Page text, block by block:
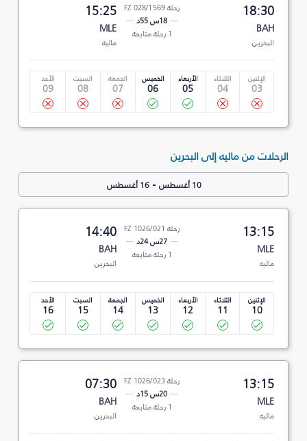
18:30
BAH
البحرين
رحلة FZ 028/1569
18س 55د
1 رحلة متابعة
15:25
MLE
ماليه
الإثنين
03
الثلاثاء
04
الأربعاء
05
الخميس
06
الجمعة
07
السبت
08
الأحد
09
الرحلات من ماليه إلى البحرين
10 أغسطس -16 أغسطس
13:15
MLE
ماليه
رحلة FZ 1026/021
27س 24د
1 رحلة متابعة
14:40
BAH
البحرين
الإثنين
10
الثلاثاء
11
الأربعاء
12
الخميس
13
الجمعة
14
السبت
15
الأحد
16
13:15
MLE
ماليه
رحلة FZ 1026/023
20س 15د
1 رحلة متابعة
07:30
BAH
البحرين